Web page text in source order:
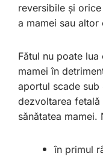
reversibile și
a mamei sau
Fătul nu poate
mamei în
aportul scade sub
dezvoltarea
sănătatea mamei.
în primul